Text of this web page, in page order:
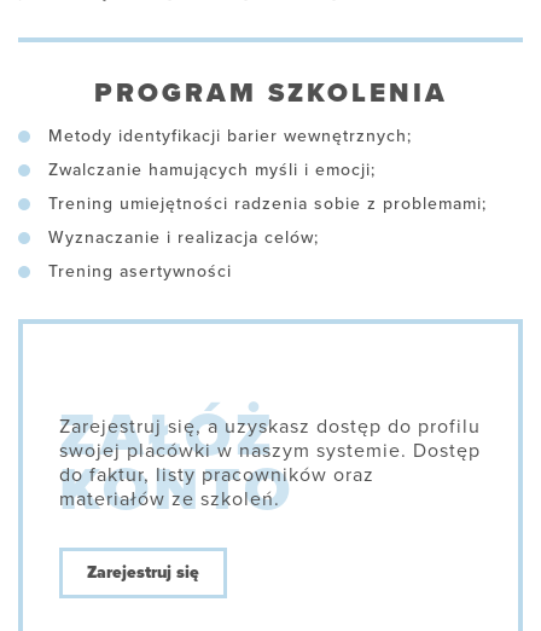
PROGRAM SZKOLENIA
Metody identyfikacji barier wewnętrznych;
Zwalczanie hamujących myśli i emocji;
Trening umiejętności radzenia sobie z problemami;
Wyznaczanie i realizacja celów;
Trening asertywności
Zarejestruj się, a uzyskasz dostęp do profilu
swojej placówki w naszym systemie. Dostęp
do faktur, listy pracowników oraz
materiałów ze szkoleń.
Zarejestruj się